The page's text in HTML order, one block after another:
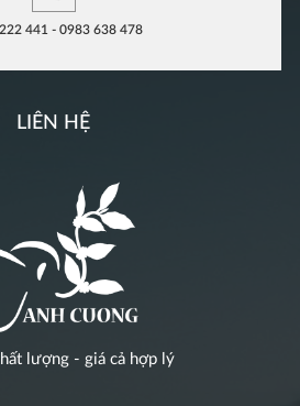
441 - 0983 638 478
LIÊN HỆ
lượng - giá cả hợp lý